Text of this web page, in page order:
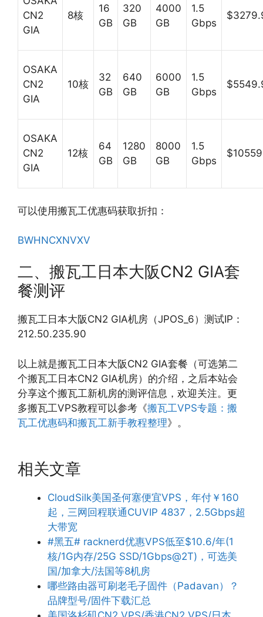
CN2
GIA
8核
16
GB
320
GB
4000
GB
1.5
Gbps
OSAKA
CN2
GIA
10核
32
GB
640
GB
6000
GB
1.5
Gbps
OSAKA
CN2
GIA
12核
64
GB
1280
GB
8000
GB
1.5
Gbps
可以使用搬瓦工优惠码获取折扣：
BWHNCXNVXV
二、搬瓦工日本大阪CN2 GIA套
餐测评
搬瓦工日本大阪CN2 GIA机房（JPOS_6）测试IP：
212.50.235.90
以上就是搬瓦工日本大阪CN2 GIA套餐（可选第二
个搬瓦工日本CN2 GIA机房）的介绍，之后本站会
分享这个搬瓦工新机房的测评信息，欢迎关注。更
多搬瓦工VPS教程可以参考《搬瓦工VPS专题：搬
瓦工优惠码和搬瓦工新手教程整理》。
相关文章
CloudSilk美国圣何塞便宜VPS，年付￥160
起，三网回程联通CUVIP 4837，2.5Gbps超
大带宽
#黑五# racknerd优惠VPS低至$10.6/年(1
核/1G内存/25G SSD/1Gbps@2T)，可选美
国/加拿大/法国等8机房
哪些路由器可刷老毛子固件（Padavan）？
品牌型号/固件下载汇总